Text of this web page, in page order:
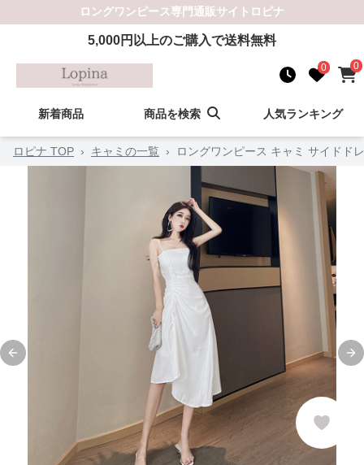
ロングワンピース専門通販サイト ロピナ
5,000円以上のご購入で送料無料
0 0
新着商品 商品を検索 人気ランキング
ロピナ TOP › キャミの一覧 › ロングワンピース キャミ サイドド
Previous slide